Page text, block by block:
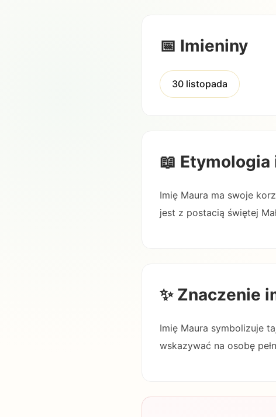
📅 Imieniny
30 listopada
📖
Imię Maura ma swoje
jest z postacią świętej
✨ Znaczenie
Imię Maura symbolizuje
wskazywać na osobę